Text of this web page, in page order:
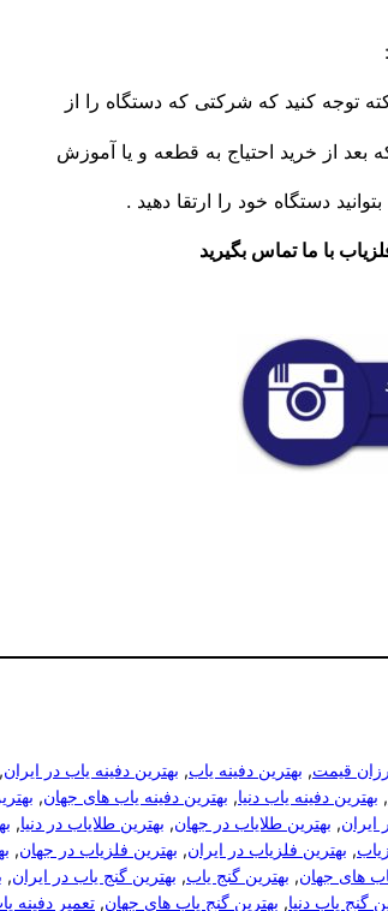
توجه کنید که شرکتی که دستگاه را از
از خرید احتیاج به قطعه و یا آموزش
دستگاه خود را ارتقا دهید .
با ما تماس بگیرید
قیمت, بهترین دفینه یاب, بهترین دفینه یاب در ایران,
, بهترین دفینه یاب دنیا, بهترین دفینه یاب های جهان,
ایران, بهترین طلایاب در جهان, بهترین طلایاب در دنیا,
, بهترین فلزیاب در ایران, بهترین فلزیاب در جهان,
های جهان, بهترین گنج یاب, بهترین گنج یاب در ایران,
گنج یاب دنیا, بهترین گنج یاب های جهان, تعمیر دفینه